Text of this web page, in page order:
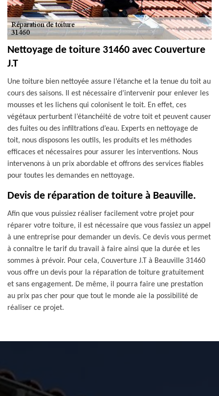
Nettoyage de toiture 31460 avec Couverture
J.T
Une toiture bien nettoyée assure l’étanche et la tenue du toit au
cours des saisons. Il est nécessaire d’intervenir pour enlever les
mousses et les lichens qui colonisent le toit. En effet, ces
végétaux perturbent l’étanchéité de votre toit et peuvent causer
des fuites ou des infiltrations d’eau. Experts en nettoyage de
toit, nous disposons les outils, les produits et les méthodes
efficaces et nécessaires pour assurer les interventions. Nous
intervenons à un prix abordable et offrons des services fiables
pour toutes les demandes en nettoyage.
Devis de réparation de toiture à Beauville.
Afin que vous puissiez réaliser facilement votre projet pour
réparer votre toiture, il est nécessaire que vous fassiez un appel
à une entreprise pour demander un devis. Ce devis vous permet
à connaître le tarif du travail à faire ainsi que la durée et les
sommes à prévoir. Pour cela, Couverture J.T à Beauville 31460
vous offre un devis pour la réparation de toiture gratuitement
et sans engagement. De même, il pourra faire une prestation
au prix pas cher pour que tout le monde aie la possibilité de
réaliser ce projet.